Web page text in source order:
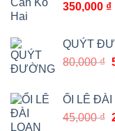
350,000 ₫
QUÝT
80,000₫
ỔI LÊ ĐÀI
45,000₫